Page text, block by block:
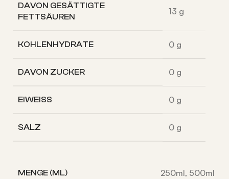
DAVON GESÄTTIGTE
FETTSÄUREN
13 g
KOHLENHYDRATE 0 g
DAVON ZUCKER 0 g
EIWEISS 0 g
SALZ 0 g
MENGE (ML) 250ml, 500ml